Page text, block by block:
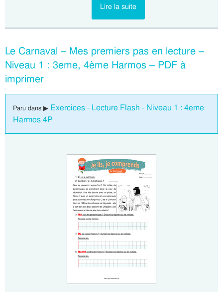
Lire la suite
Le Carnaval – Mes premiers pas en lecture –
Niveau 1 : 3eme, 4ème Harmos – PDF à
imprimer
Paru dans ▶ Exercices - Lecture Flash - Niveau 1 : 4eme
Harmos 4P